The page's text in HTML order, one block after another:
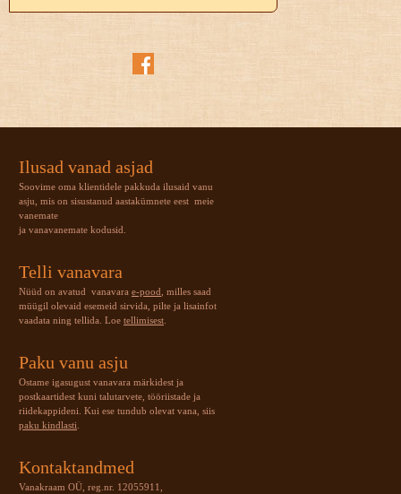
Ilusad vanad asjad
Soovime oma klientidele pakkuda ilusaid vanu
asju, mis on sisustanud aastakümnete eest meie
vanemate
ja vanavanemate kodusid.
Telli vanavara
Nüüd on avatud vanavara e-pood , milles saad
müügil olevaid esemeid sirvida, pilte ja lisainfot
vaadata ning tellida. Loe tellimisest
Paku vanu asju
Ostame igasugust vanavara märkidest ja
postkaartidest kuni talutarvete, tööriistade ja
riidekappideni. Kui ese tundub olevat vana, siis
paku kindlasti
Kontaktandmed
Vanakraam OÜ, reg.nr. 12055911,